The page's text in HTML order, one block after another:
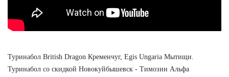
Туринабол British Dragon Кременчуг, Egis Ungaria Мытищи.
Туринабол со скидкой Новокуйбышевск - Tимозин Альфа